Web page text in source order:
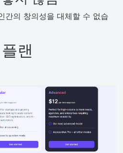
간의 창의성을 대체할 수 없습
랜